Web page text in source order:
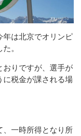
は北京でオリンピ
。
りですが、選手が
に税金が課される場
一時所得となり所